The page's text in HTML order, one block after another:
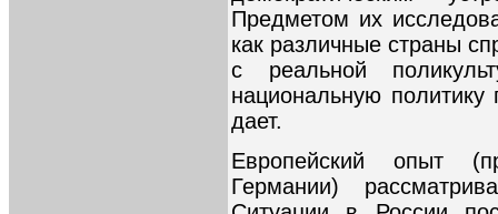
Предметом их
как различные страны
с реальной
национальную политику
дает.
Европейский опыт
Германии)